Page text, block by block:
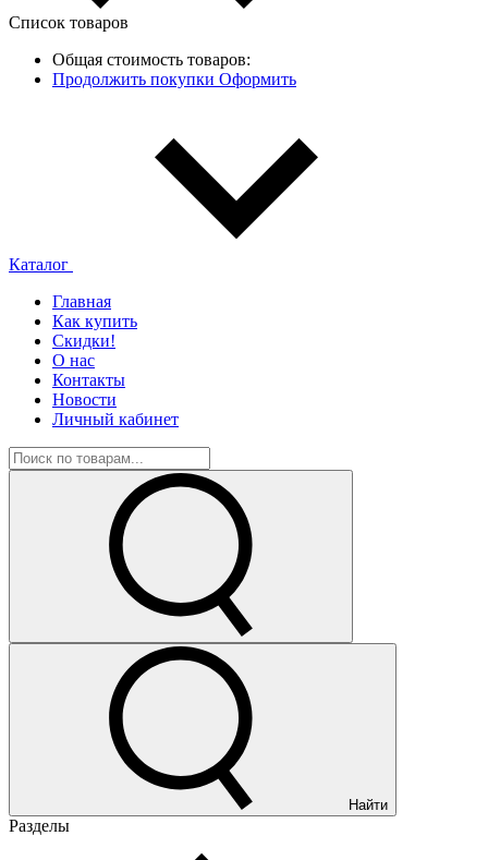
Список товаров
Общая стоимость товаров:
Продолжить покупки Оформить
Каталог
Главная
Как купить
Скидки!
О нас
Контакты
Новости
Личный кабинет
Найти
Разделы